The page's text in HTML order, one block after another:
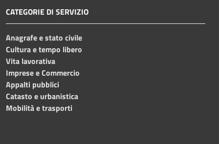
CATEGORIE DI SERVIZIO
Anagrafe e stato civile
Cultura e tempo libero
Vita lavorativa
Imprese e Commercio
Appalti pubblici
Catasto e urbanistica
Mobilità e trasporti